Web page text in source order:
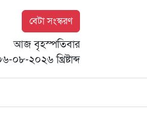
বেটা সংস্করণ
আজ বৃহস্পতিবার
০৮-২০২৬ খ্রিষ্টাব্দ